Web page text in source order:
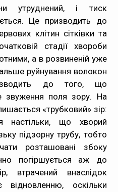
утруднений, і тиск
Це призводить до
клітин сітківки та
стадії хвороби
а в розвиненій уже
руйнування волокон
до того, що
звуження поля зору. На
«трубковий» зір:
настільки, що хворий
підзорну трубу, тобто
розташовані збоку
погіршується аж до
втрачений внаслідок
відновленню, оскільки